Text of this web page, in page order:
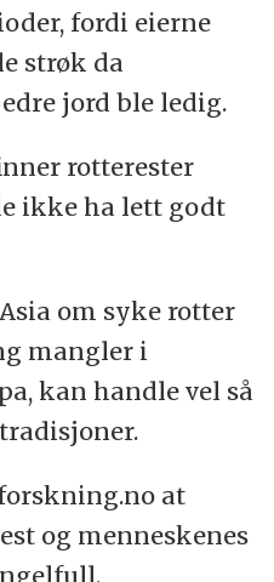
fordi eierne
strøk da
jord ble ledig.
rotterester
ikke ha lett godt
om syke rotter
mangler i
kan handle vel så
at
og menneskenes